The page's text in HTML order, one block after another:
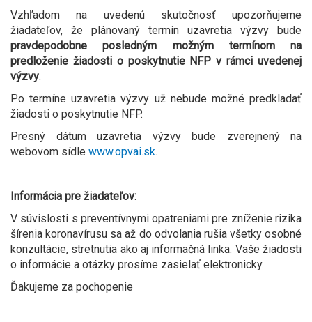
Vzhľadom na uvedenú skutočnosť upozorňujeme
žiadateľov, že plánovaný termín uzavretia výzvy bude
pravdepodobne posledným možným termínom na
predloženie žiadosti o poskytnutie NFP v rámci uvedenej
výzvy.
Po termíne uzavretia výzvy už nebude možné predkladať
žiadosti o poskytnutie NFP.
Presný dátum uzavretia výzvy bude zverejnený na
webovom sídle www.opvai.sk.
Informácia pre žiadateľov:
V súvislosti s preventívnymi opatreniami pre zníženie rizika
šírenia koronavírusu sa až do odvolania rušia všetky osobné
konzultácie, stretnutia ako aj informačná linka. Vaše žiadosti
o informácie a otázky prosíme zasielať elektronicky.
Ďakujeme za pochopenie